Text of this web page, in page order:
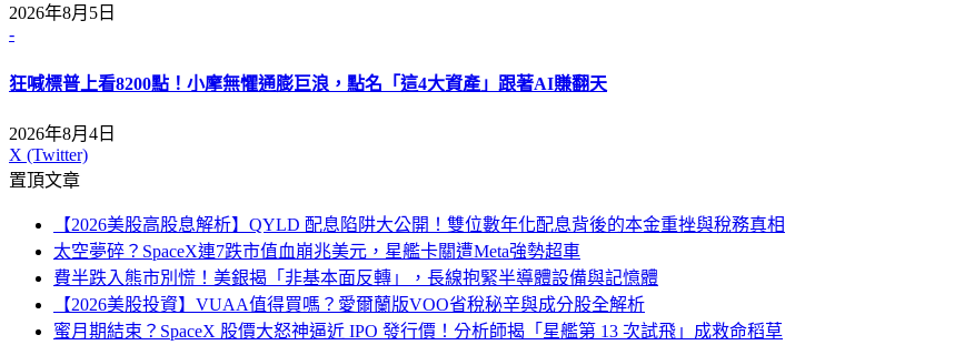
2026年8月5日
-
狂喊標普上看8200點！小摩無懼通膨巨浪，點名「這4大資產」跟著AI賺翻天
2026年8月4日
X (Twitter)
置頂文章
【2026美股高股息解析】QYLD 配息陷阱大公開！雙位數年化配息背後的本金重挫與稅務真相
太空夢碎？SpaceX連7跌市值血崩兆美元，星艦卡關遭Meta強勢超車
費半跌入熊市別慌！美銀揭「非基本面反轉」，長線抱緊半導體設備與記憶體
【2026美股投資】VUAA值得買嗎？愛爾蘭版VOO省稅秘辛與成分股全解析
蜜月期結束？SpaceX 股價大怒神逼近 IPO 發行價！分析師揭「星艦第 13 次試飛」成救命稻草